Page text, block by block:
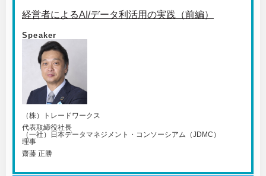
経営者によるAI/データ利活用の実践（前編）
Speaker
（株）トレードワークス
代表取締役社長
（一社）日本データマネジメント・コンソーシアム（JDMC）
理事
齋藤 正勝